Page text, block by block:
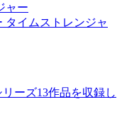
ャー
タイムストレンジャ
ーズ13作品を収録し